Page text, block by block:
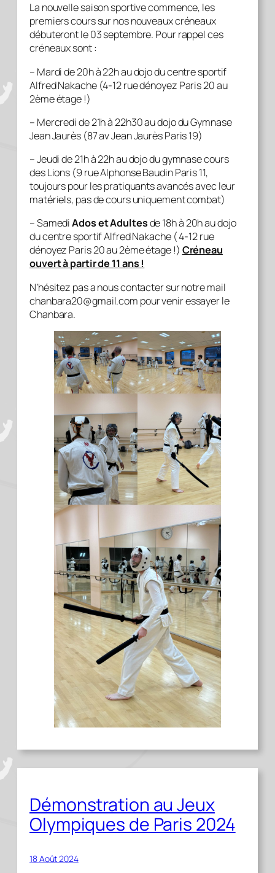
La nouvelle saison sportive commence, les
premiers cours sur nos nouveaux créneaux
débuteront le 03 septembre. Pour rappel ces
créneaux sont :
– Mardi de 20h à 22h au dojo du centre sportif
Alfred Nakache (4-12 rue dénoyez Paris 20 au
2ème étage !)
– Mercredi de 21h à 22h30 au dojo du Gymnase
Jean Jaurès (87 av Jean Jaurès Paris 19)
– Jeudi de 21h à 22h au dojo du gymnase cours
des Lions (9 rue Alphonse Baudin Paris 11,
toujours pour les pratiquants avancés avec leur
matériels, pas de cours uniquement combat)
– SamediAdos et Adultesde 18h à 20h au dojo
du centre sportif Alfred Nakache ( 4-12 rue
dénoyez Paris 20 au 2ème étage !) Créneau
ouvert à partir de 11 ans !
N’hésitez pas a nous contacter sur notre mail
chanbara20@gmail.com pour venir essayer le
Chanbara.
Démonstration au Jeux
Olympiques de Paris 2024
18 Août 2024